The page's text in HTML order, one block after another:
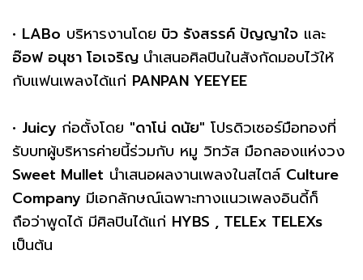
• LABo บริหารงานโดย บิว รังสรรค์ ปัญญาใจ และ
อ๊อฟ อนุชา โอเจริญ นำเสนอศิลปินในสังกัดมอบไว้ให้
กับแฟนเพลงได้แก่ PANPAN YEEYEE
• Juicy ก่อตั้งโดย "ดาโน่ ดนัย" โปรดิวเซอร์มือทองที่
รับบทผู้บริหารค่ายนี้ร่วมกับ หมู วิทวัส มือกลองแห่งวง
Sweet Mullet นำเสนอผลงานเพลงในสไตล์ Culture
Company มีเอกลักษณ์เฉพาะทางแนวเพลงอินดี้ก็
ถือว่าพูดได้ มีศิลปินได้แก่ HYBS , TELEx TELEXs
เป็นต้น